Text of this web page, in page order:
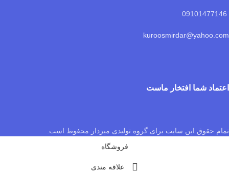
kuroosmirdar@yahoo.com
اعتماد شما افتخار ماست
تمام حقوق این سایت برای گروه تولیدی میردار محفوظ است.
فروشگاه
علاقه مندی